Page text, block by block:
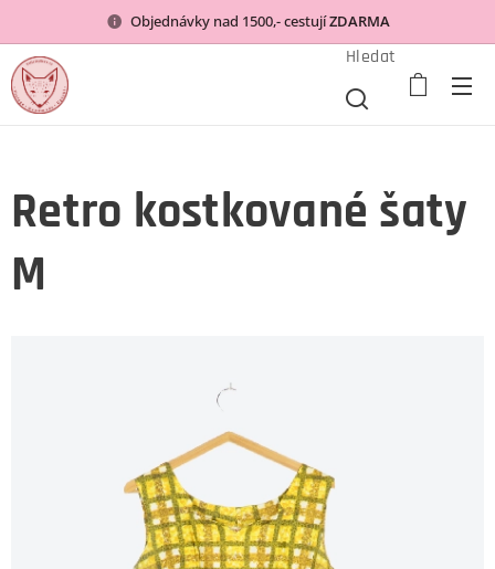
Objednávky nad 1500,- cestujíZDARMA
Hledat
Retro kostkované šaty
M